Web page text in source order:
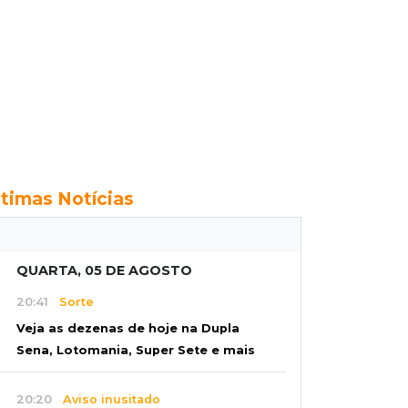
Notícias
QUARTA, 05 DE AGOSTO
20:41 Sorte
Veja as dezenas de hoje na Dupla
Sena, Lotomania, Super Sete e mais
20:20 Aviso inusitado